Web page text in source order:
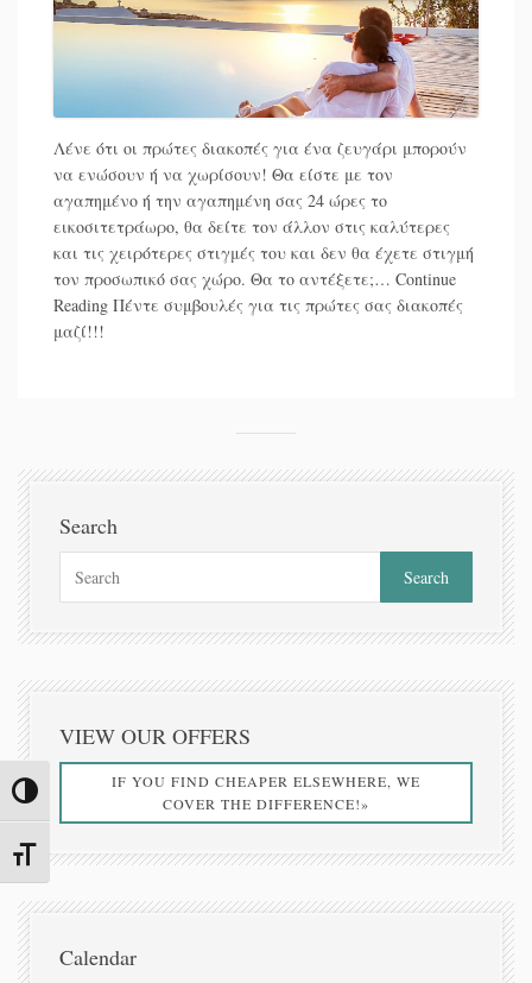
Toggle High Contrast
Toggle Font size
Λένε ότι οι πρώτες διακοπές για ένα ζευγάρι μπορούν
να ενώσουν ή να χωρίσουν! Θα είστε με τον
αγαπημένο ή την αγαπημένη σας 24 ώρες το
εικοσιτετράωρο, θα δείτε τον άλλον στις καλύτερες
και τις χειρότερες στιγμές του και δεν θα έχετε στιγμή
τον προσωπικό σας χώρο. Θα το αντέξετε;… Continue
Reading Πέντε συμβουλές για τις πρώτες σας διακοπές
μαζί!!!
Search
VIEW OUR OFFERS
IF YOU FIND CHEAPER ELSEWHERE, WE
COVER THE DIFFERENCE!»
Calendar